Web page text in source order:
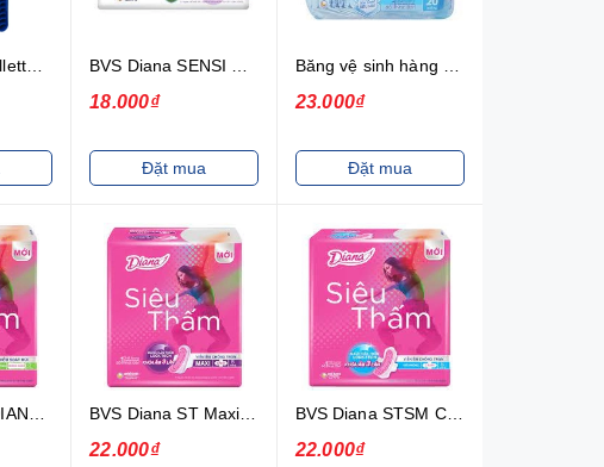
18.000₫
Đặt mua
23.000₫
Đặt mua
22.000₫
BVS Diana STSM Cánh 08-2008
22.000₫